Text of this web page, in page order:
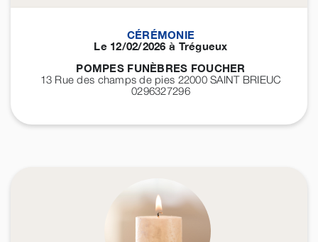
CÉRÉMONIE
Le 12/02/2026 à Trégueux
POMPES FUNÈBRES FOUCHER
13 Rue des champs de pies 22000SAINT BRIEUC
0296327296